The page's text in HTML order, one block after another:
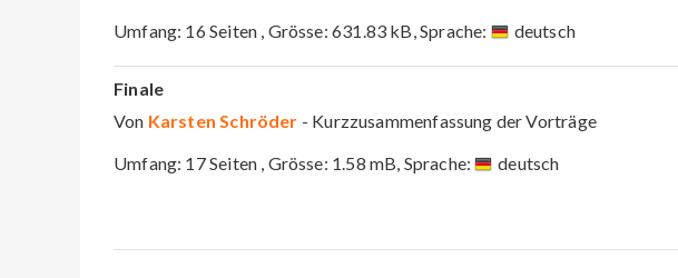
Umfang: 16 Seiten , Grösse: 631.83 kB, Sprache:
deutsch
Finale
Von Karsten Schröder - Kurzzusammenfassung der Vorträge
Umfang: 17 Seiten , Grösse: 1.58 mB, Sprache:
deutsch